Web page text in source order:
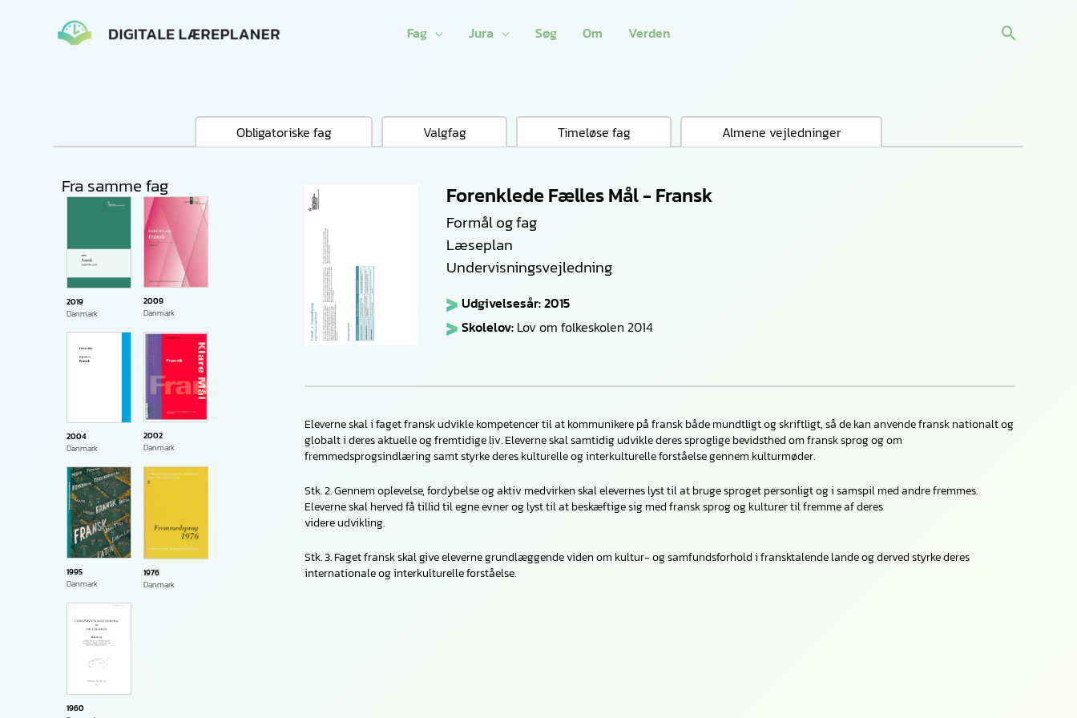
Fag Jura Søg Om Verden Søg
Obligatoriske fag Valgfag Timeløse fag Almene vejledninger
Fra samme fag
2019
Danmark
2009
Danmark
2004
Danmark
2002
Danmark
1995
Danmark
1976
Danmark
1960
Forenklede Fælles Mål - Fransk
Formål og fag
Læseplan
Undervisningsvejledning
Udgivelsesår: 2015
Skolelov: Lov om folkeskolen 2014
Eleverne skal i faget fransk udvikle kompetencer til at kommunikere på fransk både mundtligt og skriftligt, så de kan anvende fransk nationalt og
globalt i deres aktuelle og fremtidige liv. Eleverne skal samtidig udvikle deres sproglige bevidsthed om fransk sprog og om
fremmedsprogsindlæring samt styrke deres kulturelle og interkulturelle forståelse gennem kulturmøder.
Stk. 2. Gennem oplevelse, fordybelse og aktiv medvirken skal elevernes lyst til at bruge sproget personligt og i samspil med andre fremmes.
Eleverne skal herved få tillid til egne evner og lyst til at beskæftige sig med fransk sprog og kulturer til fremme af deres
videre udvikling.
Stk. 3. Faget fransk skal give eleverne grundlæggende viden om kultur- og samfundsforhold i fransktalende lande og derved styrke deres
internationale og interkulturelle forståelse.